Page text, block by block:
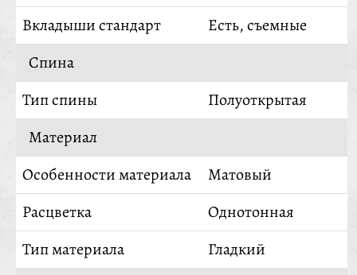
Вкладыши стандарт
Есть, съемные
Спина
Тип спины
Полуоткрытая
Материал
Особенности материала
Матовый
Расцветка
Однотонная
Тип материала
Гладкий